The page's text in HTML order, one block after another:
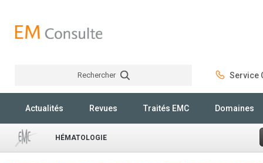
Rechercher Service
Actualités Revues Traités EMC Domaines
HÉMATOLOGIE